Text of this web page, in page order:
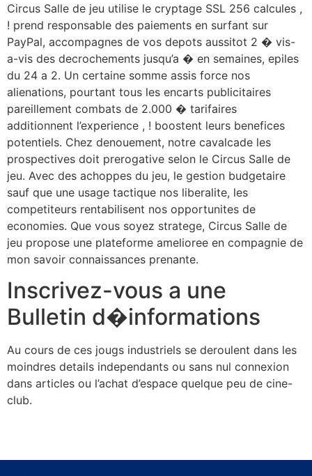
Circus Salle de jeu utilise le cryptage SSL 256 calcules ,
! prend responsable des paiements en surfant sur
PayPal, accompagnes de vos depots aussitot 2 � vis-
a-vis des decrochements jusqu’a � en semaines, epiles
du 24 a 2. Un certaine somme assis force nos
alienations, pourtant tous les encarts publicitaires
pareillement combats de 2.000 � tarifaires
additionnent l’experience , ! boostent leurs benefices
potentiels. Chez denouement, notre cavalcade les
prospectives doit prerogative selon le Circus Salle de
jeu. Avec des achoppes du jeu, le gestion budgetaire
sauf que une usage tactique nos liberalite, les
competiteurs rentabilisent nos opportunites de
economies. Que vous soyez stratege, Circus Salle de
jeu propose une plateforme amelioree en compagnie de
mon savoir connaissances prenante.
Inscrivez-vous a une
Bulletin d�informations
Au cours de ces jougs industriels se deroulent dans les
moindres details independants ou sans nul connexion
dans articles ou l’achat d’espace quelque peu de cine-
club.